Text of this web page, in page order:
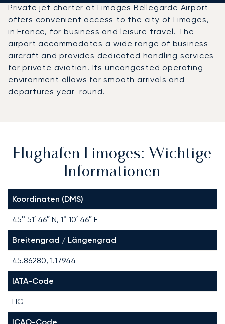
Private jet charter at Limoges Bellegarde Airport
offers convenient access to the city of Limoges,
inFrance, for business and leisure travel. The
airport accommodates a wide range of business
aircraft and provides dedicated handling services
for private aviation. Its uncongested operating
environment allows for smooth arrivals and
departures year-round.
Flughafen Limoges: Wichtige
Informationen
Koordinaten (DMS)
45° 51′ 46″ N, 1° 10′ 46″ E
Breitengrad / Längengrad
45.86280, 1.17944
IATA-Code
LIG
ICAO-Code